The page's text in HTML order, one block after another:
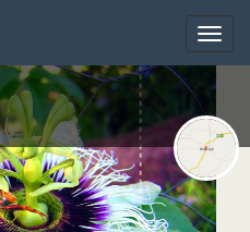
Toggle
Toggle